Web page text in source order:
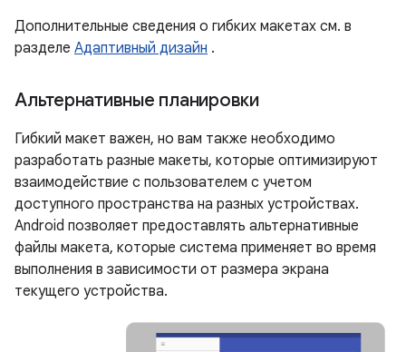
Дополнительные сведения о гибких макетах см. в
разделе Адаптивный дизайн .
Альтернативные планировки
Гибкий макет важен, но вам также необходимо
разработать разные макеты, которые оптимизируют
взаимодействие с пользователем с учетом
доступного пространства на разных устройствах.
Android позволяет предоставлять альтернативные
файлы макета, которые система применяет во время
выполнения в зависимости от размера экрана
текущего устройства.